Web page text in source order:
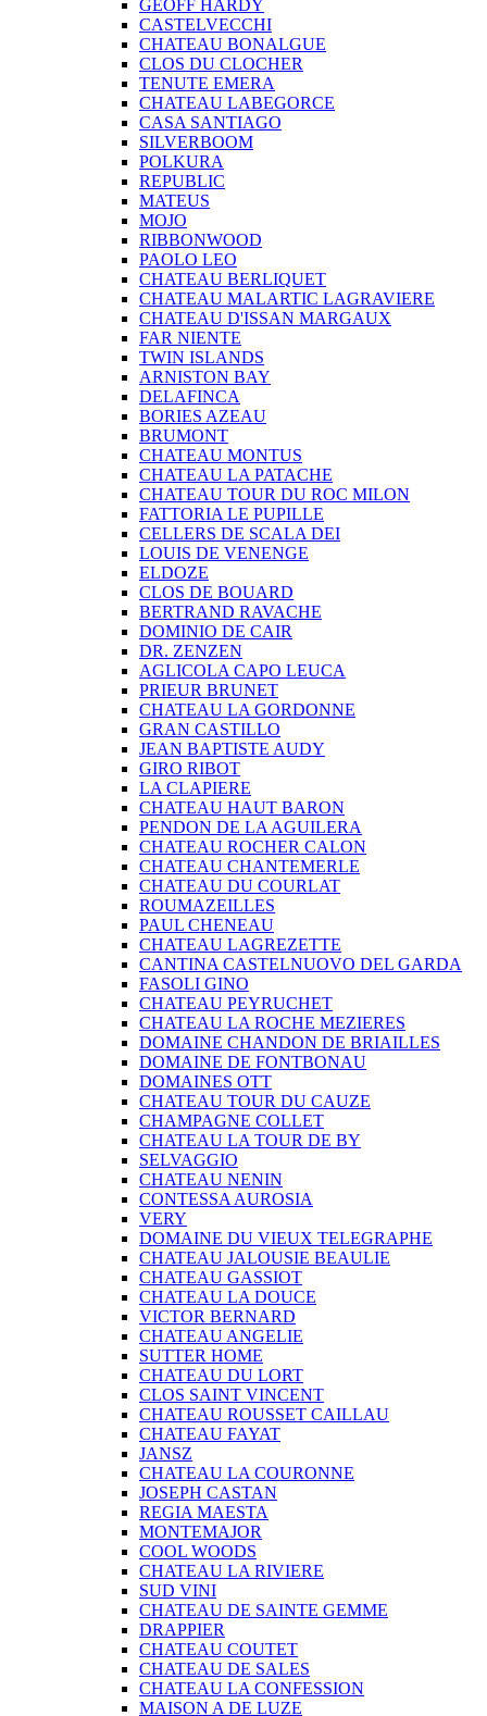
GEOFF HARDY
CASTELVECCHI
CHATEAU BONALGUE
CLOS DU CLOCHER
TENUTE EMERA
CHATEAU LABEGORCE
CASA SANTIAGO
SILVERBOOM
POLKURA
REPUBLIC
MATEUS
MOJO
RIBBONWOOD
PAOLO LEO
CHATEAU BERLIQUET
CHATEAU MALARTIC LAGRAVIERE
CHATEAU D'ISSAN MARGAUX
FAR NIENTE
TWIN ISLANDS
ARNISTON BAY
DELAFINCA
BORIES AZEAU
BRUMONT
CHATEAU MONTUS
CHATEAU LA PATACHE
CHATEAU TOUR DU ROC MILON
FATTORIA LE PUPILLE
CELLERS DE SCALA DEI
LOUIS DE VENENGE
ELDOZE
CLOS DE BOUARD
BERTRAND RAVACHE
DOMINIO DE CAIR
DR. ZENZEN
AGLICOLA CAPO LEUCA
PRIEUR BRUNET
CHATEAU LA GORDONNE
GRAN CASTILLO
JEAN BAPTISTE AUDY
GIRO RIBOT
LA CLAPIERE
CHATEAU HAUT BARON
PENDON DE LA AGUILERA
CHATEAU ROCHER CALON
CHATEAU CHANTEMERLE
CHATEAU DU COURLAT
ROUMAZEILLES
PAUL CHENEAU
CHATEAU LAGREZETTE
CANTINA CASTELNUOVO DEL GARDA
FASOLI GINO
CHATEAU PEYRUCHET
CHATEAU LA ROCHE MEZIERES
DOMAINE CHANDON DE BRIAILLES
DOMAINE DE FONTBONAU
DOMAINES OTT
CHATEAU TOUR DU CAUZE
CHAMPAGNE COLLET
CHATEAU LA TOUR DE BY
SELVAGGIO
CHATEAU NENIN
CONTESSA AUROSIA
VERY
DOMAINE DU VIEUX TELEGRAPHE
CHATEAU JALOUSIE BEAULIE
CHATEAU GASSIOT
CHATEAU LA DOUCE
VICTOR BERNARD
CHATEAU ANGELIE
SUTTER HOME
CHATEAU DU LORT
CLOS SAINT VINCENT
CHATEAU ROUSSET CAILLAU
CHATEAU FAYAT
JANSZ
CHATEAU LA COURONNE
JOSEPH CASTAN
REGIA MAESTA
MONTEMAJOR
COOL WOODS
CHATEAU LA RIVIERE
SUD VINI
CHATEAU DE SAINTE GEMME
DRAPPIER
CHATEAU COUTET
CHATEAU DE SALES
CHATEAU LA CONFESSION
MAISON A DE LUZE